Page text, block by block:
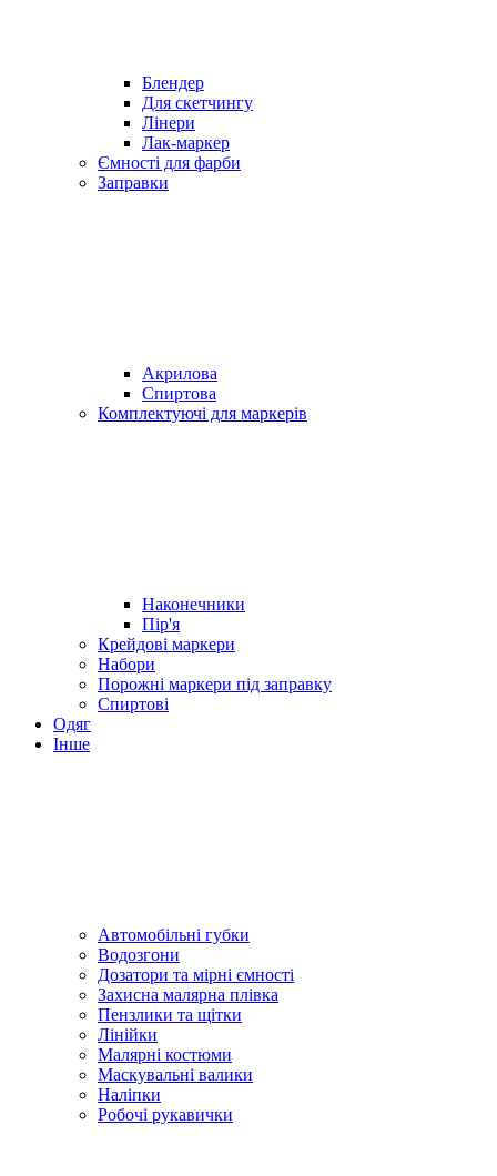
Блендер
Для скетчингу
Лінери
Лак-маркер
Ємності для фарби
Заправки
Акрилова
Спиртова
Комплектуючі для маркерів
Наконечники
Пір'я
Крейдові маркери
Набори
Порожні маркери під заправку
Спиртові
Одяг
Інше
Автомобільні губки
Водозгони
Дозатори та мірні ємності
Захисна малярна плівка
Пензлики та щітки
Лінійки
Малярні костюми
Маскувальні валики
Наліпки
Робочі рукавички